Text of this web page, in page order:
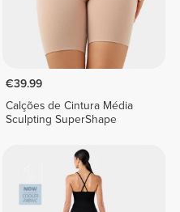
€39.99
Calções de Cintura Média
Sculpting SuperShape